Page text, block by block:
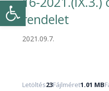
Eszköztár megnyitása
rendelet
2021.09.7.
Letöltés23Fájlméret1.01 MB